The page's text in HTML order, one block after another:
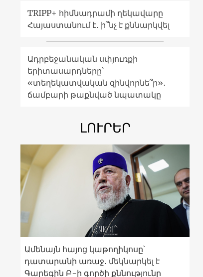
TRIPP+ հիմնադրամի ղեկավարը
Հայաստանում է․ ի՞նչ է քննարկվել
Ադրբեջանական սփյուռքի
երիտասարդները՝
«տեղեկատվական զինվորնե՞ր»․
ճամբարի թաքնված նպատակը
ԼՈՒՐԵՐ
Ամենայն հայոց կաթողիկոսը՝
դատարանի առաջ․ մեկնարկել է
Գարեգին Բ-ի գործի քննությունը